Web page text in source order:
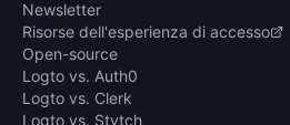
Newsletter
Risorse dell'esperienza di accesso
Open-source
Logto vs. Auth0
Logto vs. Clerk
Logto vs. Stytch